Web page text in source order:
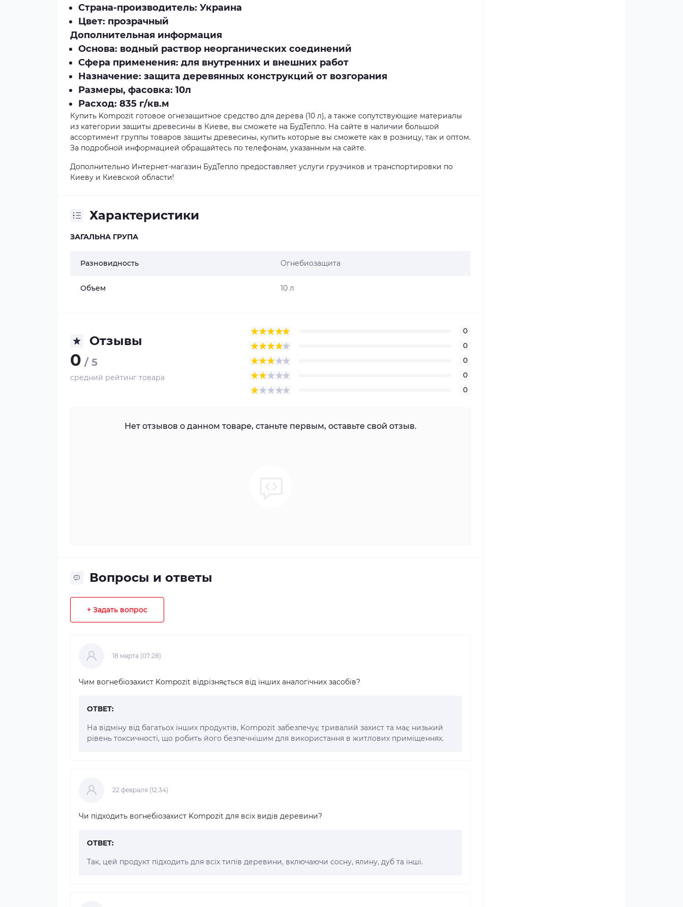
Страна-производитель: Украина
Цвет: прозрачный
Дополнительная информация
Основа: водный раствор неорганических соединений
Сфера применения: для внутренних и внешних работ
Назначение: защита деревянных конструкций от возгорания
Размеры, фасовка: 10л
Расход: 835 г/кв.м
Купить Kompozit готовое огнезащитное средство для дерева (10 л), а также сопутствующие материалы
из категории защиты древесины в Киеве, вы сможете на БудТепло. На сайте в наличии большой
ассортимент группы товаров защиты древесины, купить которые вы сможете как в розницу, так и оптом.
За подробной информацией обращайтесь по телефонам, указанным на сайте.
Дополнительно Интернет-магазин БудТепло предоставляет услуги грузчиков и транспортировки по
Киеву и Киевской области!
Характеристики
ЗАГАЛЬНА ГРУПА
Разновидность Огнебиозащита
Объем 10 л
Отзывы
0 / 5
средний рейтинг товара
0
0
0
0
0
Нет отзывов о данном товаре, станьте первым, оставьте свой отзыв.
Вопросы и ответы
+ Задать вопрос
18 марта (07:28)
Чим вогнебіозахист Kompozit відрізняється від інших аналогічних засобів?
ОТВЕТ:
На відміну від багатьох інших продуктів, Kompozit забезпечує тривалий захист та має низький
рівень токсичності, що робить його безпечнішим для використання в житлових приміщеннях.
22 февраля (12:34)
Чи підходить вогнебіозахист Kompozit для всіх видів деревини?
ОТВЕТ:
Так, цей продукт підходить для всіх типів деревини, включаючи сосну, ялину, дуб та інші.